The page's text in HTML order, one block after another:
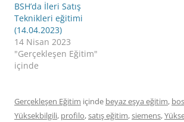
BSH’da İleri Satış
Teknikleri eğitimi
(14.04.2023)
14 Nisan 2023
"Gerçekleşen Eğitim"
içinde
Gerçekleşen Eğitim içinde beyaz eşya eğitim,
Yüksekbilgili, profilo,satış eğitim,siemens,